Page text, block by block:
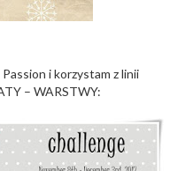
i korzystam z linii
– WARSTWY: